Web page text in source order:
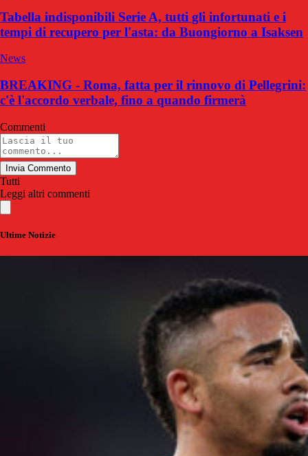
Tabella indisponibili Serie A, tutti gli infortunati e i
tempi di recupero per l'asta: da Buongiorno a Isaksen
News
BREAKING - Roma, fatta per il rinnovo di Pellegrini:
c'è l'accordo verbale, fino a quando firmerà
Commenti
Invia Commento
Tutti
Leggi altri commenti
Ultime Notizie